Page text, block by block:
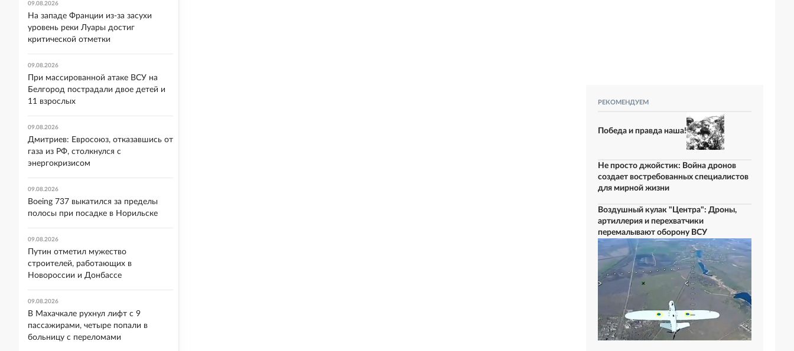
РЕКОМЕНДУЕМ
Победа и правда наша!
Не просто джойстик: Война дронов
создает востребованных специалистов
для мирной жизни
Воздушный кулак "Центра": Дроны,
артиллерия и перехватчики
перемалывают оборону ВСУ
09.08.2026
На западе Франции из-за засухи
уровень реки Луары достиг
критической отметки
09.08.2026
При массированной атаке ВСУ на
Белгород пострадали двое детей и
11 взрослых
09.08.2026
Дмитриев: Евросоюз, отказавшись от
газа из РФ, столкнулся с
энергокризисом
09.08.2026
Boeing 737 выкатился за пределы
полосы при посадке в Норильске
09.08.2026
Путин отметил мужество
строителей, работающих в
Новороссии и Донбассе
09.08.2026
В Махачкале рухнул лифт с 9
пассажирами, четыре попали в
больницу с переломами